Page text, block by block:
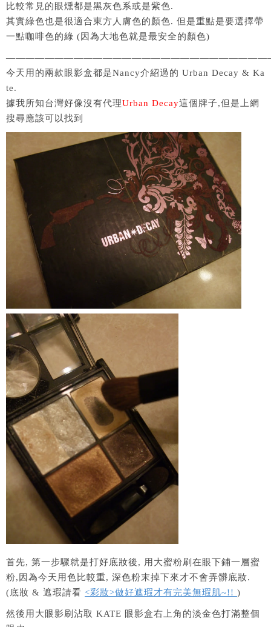
比較常見的眼燻都是黑灰色系或是紫色.
其實綠色也是很適合東方人膚色的顏色. 但是重點是要選擇帶
一點咖啡色的綠 (因為大地色就是最安全的顏色)
今天用的兩款眼影盒都是Nancy介紹過的 Urban Decay & Ka
te.
據我所知台灣好像沒有代理Urban Decay這個牌子,但是上網
搜尋應該可以找到
首先, 第一步驟就是打好底妝後, 用大蜜粉刷在眼下鋪一層蜜
粉,因為今天用色比較重, 深色粉末掉下來才不會弄髒底妝.
(底妝 & 遮瑕請看 <彩妝>做好遮瑕才有完美無瑕肌~!! )
然後用大眼影刷沾取 KATE 眼影盒右上角的淡金色打滿整個